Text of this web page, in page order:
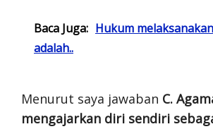
Baca Juga: Hukum
adalah..
Menurut saya jawaban C.
mengajarkan diri sendiri